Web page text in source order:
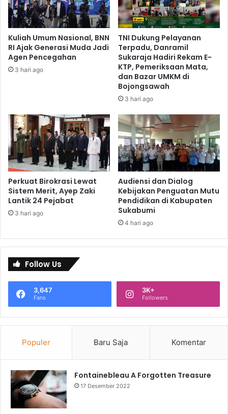
Kuliah Umum Nasional, BNN
RI Ajak Generasi Muda Jadi
Agen Pencegahan
3 hari ago
TNI Dukung Pelayanan
Terpadu, Danramil
Sukaraja Hadiri Rekam E-
KTP, Pemeriksaan Mata,
dan Bazar UMKM di
Bojongsawah
3 hari ago
Perkuat Birokrasi Lewat
Sistem Merit, Ayep Zaki
Lantik 24 Pejabat
3 hari ago
Audiensi dan Dialog
Kebijakan Penguatan Mutu
Pendidikan di Kabupaten
Sukabumi
4 hari ago
Follow Us
3,647
Fans
3K+
Followers
Populer Baru Saja Komentar
Fontainebleau A Forgotten Treasure
17 Desember 2022